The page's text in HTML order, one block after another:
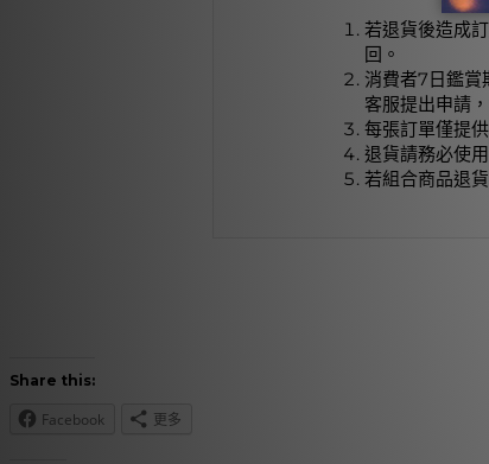
若退貨後造成
回。
消費者7日鑑賞
客服提出申請
每張訂單僅提
退貨請務必使
若組合商品退
Share this:
Facebook 更多